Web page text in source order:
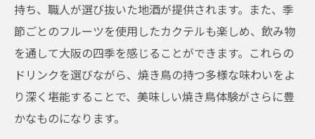
持ち、職人が選び抜いた地酒が提供されます。また、季
節ごとのフルーツを使用したカクテルも楽しめ、飲み物
を通して大阪の四季を感じることができます。これらの
ドリンクを選びながら、焼き鳥の持つ多様な味わいをよ
り深く堪能することで、美味しい焼き鳥体験がさらに豊
かなものになります。